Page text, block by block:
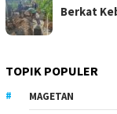
Berkat
TOPIK POPULER
MAGETAN